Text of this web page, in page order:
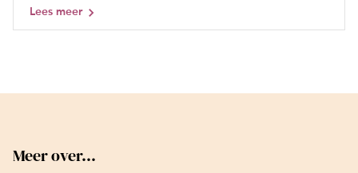
Lees meer
Meer over...